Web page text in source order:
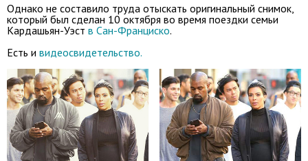
Однако не составило труда отыскать оригинальный снимок,
который был сделан 10 октября во время поездки семьи
Кардашьян-Уэст в Сан-Франциско.
Есть и видеосвидетельство.